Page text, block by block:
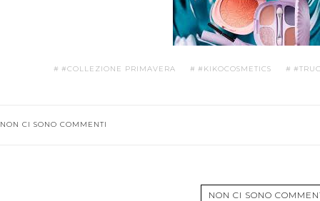
#COLLEZIONE PRIMAVERA #KIKOCOSMETICS
NON CI SONO COMMENTI
NON CI SONO